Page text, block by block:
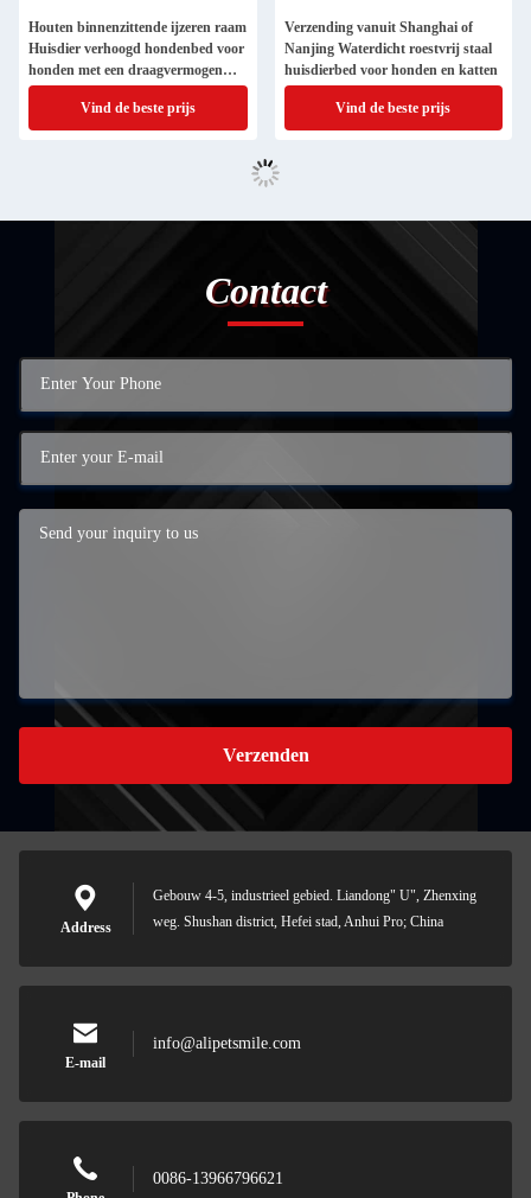
Houten binnenzittende ijzeren raam
Huisdier verhoogd hondenbed voor
honden met een draagvermogen
van 20-30 kg
Vind de beste prijs
Verzending vanuit Shanghai of
Nanjing Waterdicht roestvrij staal
huisdierbed voor honden en katten
Vind de beste prijs
Contact
Verzenden
Address
Gebouw 4-5, industrieel gebied. Liandong" U", Zhenxing
weg. Shushan district, Hefei stad, Anhui Pro; China
E-mail
info@alipetsmile.com
0086-13966796621